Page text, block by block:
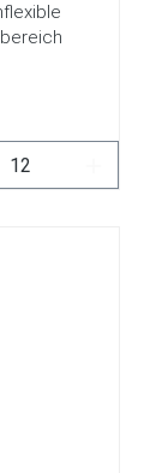
Anzahl: